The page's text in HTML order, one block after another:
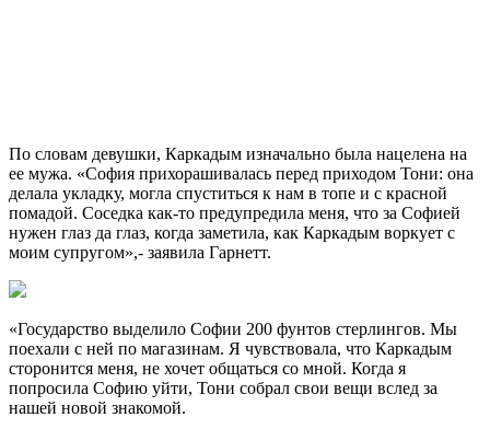
По словам девушки, Каркадым изначально была нацелена на
ее мужа. «София прихорашивалась перед приходом Тони: она
делала укладку, могла спуститься к нам в топе и с красной
помадой. Соседка как-то предупредила меня, что за Софией
нужен глаз да глаз, когда заметила, как Каркадым воркует с
моим супругом»,- заявила Гарнетт.
«Государство выделило Софии 200 фунтов стерлингов. Мы
поехали с ней по магазинам. Я чувствовала, что Каркадым
сторонится меня, не хочет общаться со мной. Когда я
попросила Софию уйти, Тони собрал свои вещи вслед за
нашей новой знакомой.